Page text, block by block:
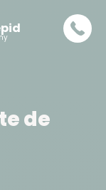
de